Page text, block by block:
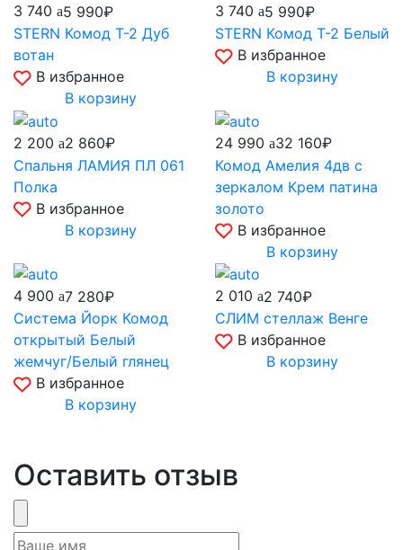
3 740
5 990₽
STERN Комод Т-2 Дуб
вотан
В избранное
В корзину
3 740
5 990₽
STERN Комод Т-2 Белый
В избранное
В корзину
2 200
2 860₽
Спальня ЛАМИЯ ПЛ 061
Полка
В избранное
В корзину
24 990
32 160₽
Комод Амелия 4дв с
зеркалом Крем патина
золото
В избранное
В корзину
4 900
7 280₽
Система Йорк Комод
открытый Белый
жемчуг/Белый глянец
В избранное
В корзину
2 010
2 740₽
СЛИМ стеллаж Венге
В избранное
В корзину
Оставить отзыв